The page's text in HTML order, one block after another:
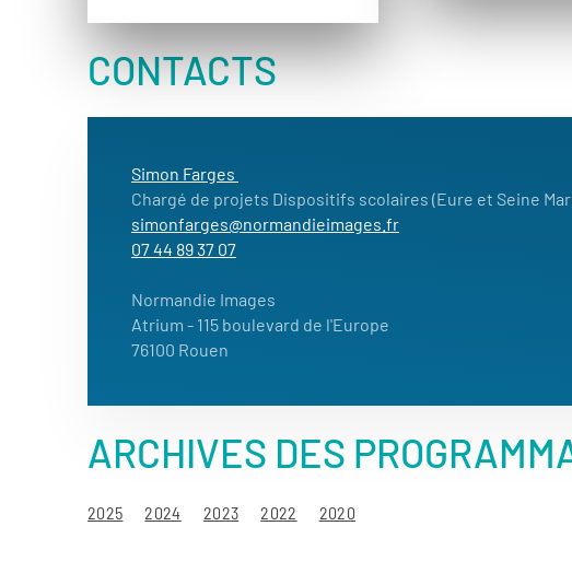
CONTACTS
Simon Farges
Chargé de projets Dispositifs scolaires (Eure et Seine
simonfarges@normandieimages.fr
07 44 89 37 07
Normandie Images
Atrium - 115 boulevard de l'Europe
76100 Rouen
ARCHIVES DES
2025 2024 2023 2022 2020